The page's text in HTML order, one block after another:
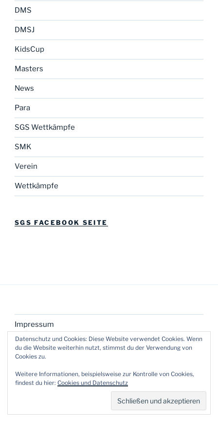
DMS
DMSJ
KidsCup
Masters
News
Para
SGS Wettkämpfe
SMK
Verein
Wettkämpfe
SGS FACEBOOK SEITE
Impressum
Stolz präsentiert von WordPress
Datenschutz und Cookies: Diese Website verwendet Cookies. Wenn
du die Website weiterhin nutzt, stimmst du der Verwendung von
Cookies zu.
Weitere Informationen, beispielsweise zur Kontrolle von Cookies,
findest du hier: Cookies und Datenschutz